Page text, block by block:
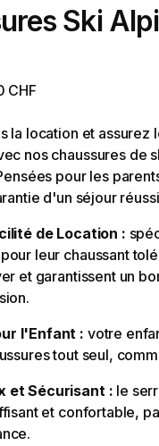
Ski
CHF
la location et assurez
nos chaussures de
pour les
d'un séjour
de Location :
leur chaussant
et garantissent un
l'Enfant : votre
tout seul,
et Sécurisant : le
et confortable,